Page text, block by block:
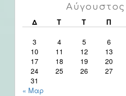
Αύγουστος
Δ
Τ Τ Π
3
4 5 6
10
11 12 13
17
18 19 20
24
25 26 27
31
« Μαρ